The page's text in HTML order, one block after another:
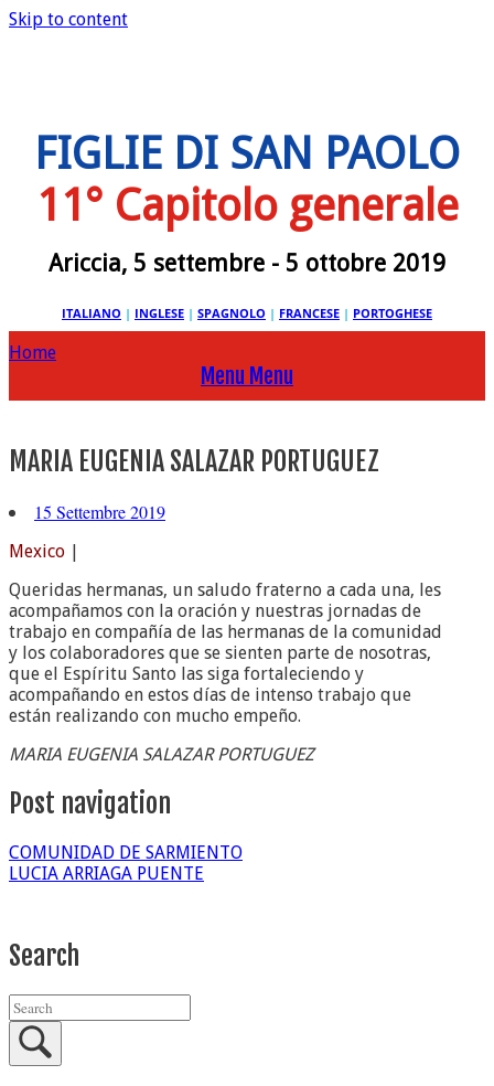
Skip to content
FIGLIE DI SAN PAOLO
11° Capitolo generale
Ariccia, 5 settembre - 5 ottobre 2019
ITALIANO | INGLESE | SPAGNOLO | FRANCESE | PORTOGHESE
Home
Menu Menu
MARIA EUGENIA SALAZAR PORTUGUEZ
15 Settembre 2019
Mexico |
Queridas hermanas, un saludo fraterno a cada una, les
acompañamos con la oración y nuestras jornadas de
trabajo en compañía de las hermanas de la comunidad
y los colaboradores que se sienten parte de nosotras,
que el Espíritu Santo las siga fortaleciendo y
acompañando en estos días de intenso trabajo que
están realizando con mucho empeño.
MARIA EUGENIA SALAZAR PORTUGUEZ
Post navigation
COMUNIDAD DE SARMIENTO
LUCIA ARRIAGA PUENTE
Search